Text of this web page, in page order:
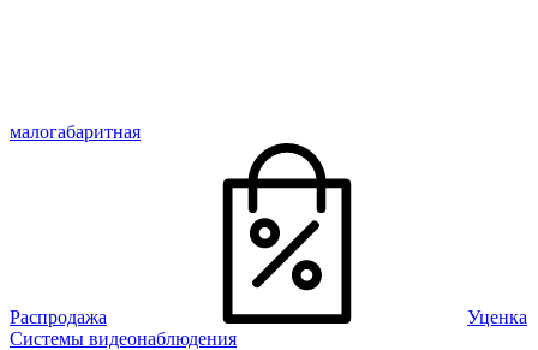
малогабаритная
Распродажа
Уценка
Системы видеонаблюдения